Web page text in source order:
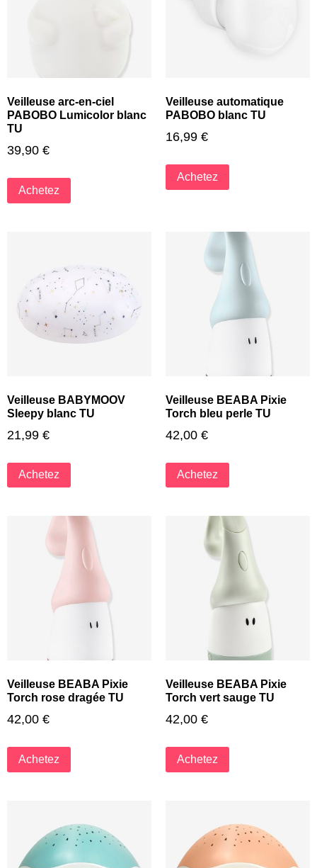
Veilleuse arc-en-ciel
PABOBO Lumicolor blanc
TU
39,90 €
Achetez
Veilleuse automatique
PABOBO blanc TU
16,99 €
Achetez
Veilleuse BABYMOOV
Sleepy blanc TU
21,99 €
Achetez
Veilleuse BEABA Pixie
Torch bleu perle TU
42,00 €
Achetez
Veilleuse BEABA Pixie
Torch rose dragée TU
42,00 €
Achetez
Veilleuse BEABA Pixie
Torch vert sauge TU
42,00 €
Achetez